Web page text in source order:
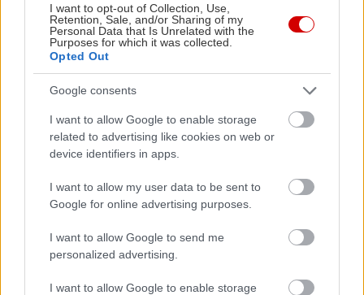
I want to opt-out of Collection, Use,
Retention, Sale, and/or Sharing of my
Personal Data that Is Unrelated with the
Purposes for which it was collected.
Opted Out
Google consents
I want to allow Google to enable storage
related to advertising like cookies on web or
device identifiers in apps.
I want to allow my user data to be sent to
Google for online advertising purposes.
I want to allow Google to send me
personalized advertising.
I want to allow Google to enable storage